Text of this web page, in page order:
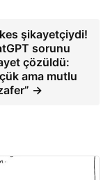
şikayetçiydi!
sorunu
çözüldü:
ama mutlu
→